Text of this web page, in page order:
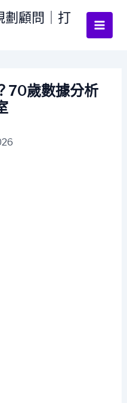
劃顧問｜打
70歲數據分析